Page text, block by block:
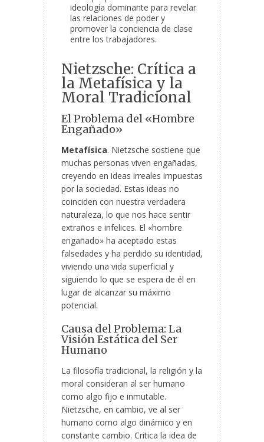
ideología dominante para revelar
las relaciones de poder y
promover la conciencia de clase
entre los trabajadores.
Nietzsche: Crítica a
la Metafísica y la
Moral Tradicional
El Problema del «Hombre
Engañado»
Metafísica. Nietzsche sostiene que
muchas personas viven engañadas,
creyendo en ideas irreales impuestas
por la sociedad. Estas ideas no
coinciden con nuestra verdadera
naturaleza, lo que nos hace sentir
extraños e infelices. El «hombre
engañado» ha aceptado estas
falsedades y ha perdido su identidad,
viviendo una vida superficial y
siguiendo lo que se espera de él en
lugar de alcanzar su máximo
potencial.
Causa del Problema: La
Visión Estática del Ser
Humano
La filosofía tradicional, la religión y la
moral consideran al ser humano
como algo fijo e inmutable.
Nietzsche, en cambio, ve al ser
humano como algo dinámico y en
constante cambio. Critica la idea de